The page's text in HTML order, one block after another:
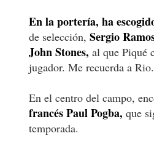
En la portería, ha
de selección, Sergio
John Stones, al que Piqué
jugador. Me recuerda a
En el centro del campo,
francés Paul Pogba, que
temporada.